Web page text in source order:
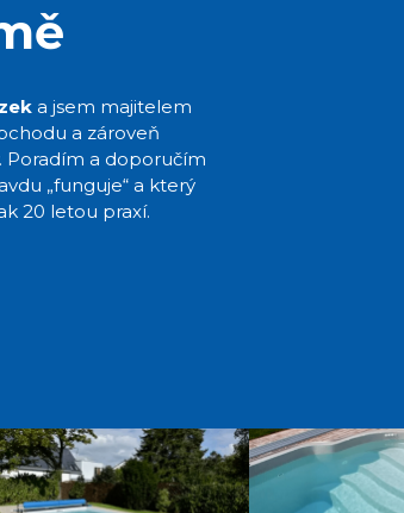
a jsem majitelem
a zároveň
Poradím a doporučím
„funguje“ a který
20 letou praxí.